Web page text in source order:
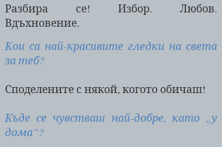
Разбира се! Избор. Любов.
Вдъхновение.
Кои са най-красивите гледки на света
за теб?
Споделените с някой, когото обичаш!
Къде се чувстваш най-добре, като „у
дома”?